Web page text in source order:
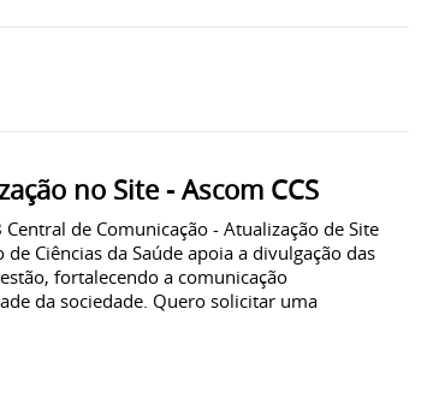
no Site - Ascom CCS
Central de Comunicação - Atualização de Site
Ciências da Saúde apoia a divulgação das
fortalecendo a comunicação
da sociedade. Quero solicitar uma